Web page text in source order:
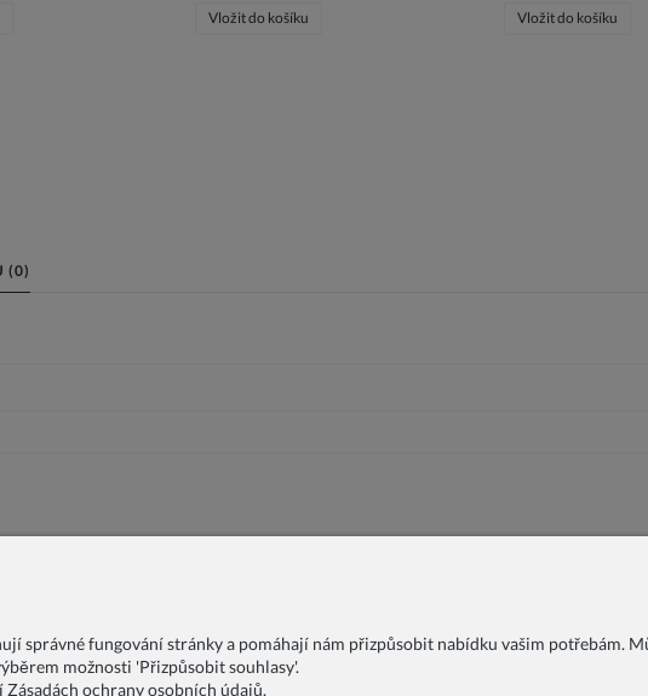
Vložit do košíku Vložit do košíku
(0)
správné fungování stránky a pomáhají nám přizpůsobit nabídku vašim potřebám.
možnosti 'Přizpůsobit souhlasy'.
ochrany osobních údajů.